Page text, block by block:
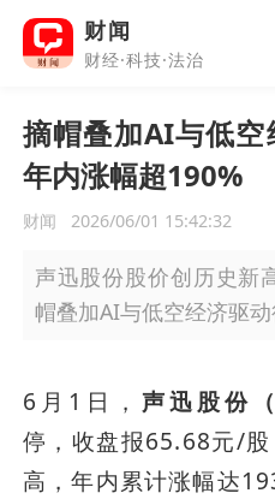
财闻
财经·科技·法治
摘帽叠加AI与低
年内涨幅超190%
财闻 2026/06/01 15:42:32
声迅股份股价创历史新
帽叠加AI与低空经济驱动
6月1日，声迅股份
停，收盘报65.68元/
高，年内累计涨幅达